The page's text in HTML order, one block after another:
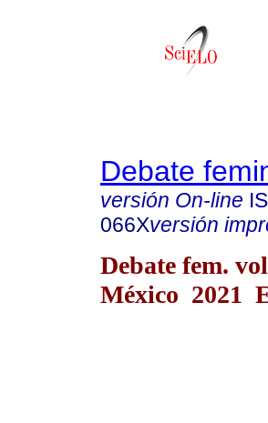
Debate
versión On-line
066Xversión
Debate fem.
México 2021